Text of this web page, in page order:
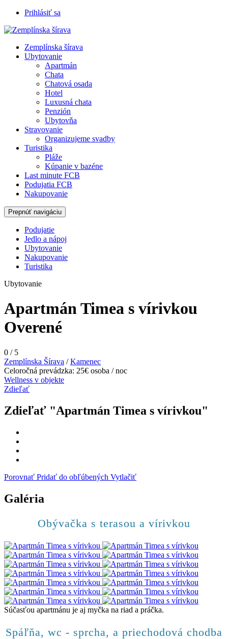
Prihlásiť sa
Zemplínska šírava
Ubytovanie
Apartmán
Chata
Chatová osada
Hotel
Luxusná chata
Penzión
Ubytovňa
Stravovanie
Organizujeme svadby
Turistika
Pláže
Kúpanie v bazéne
Last minute FCB
Podujatia FCB
Nakupovanie
Prepnúť navigáciu
Podujatie
Jedlo a nápoj
Ubytovanie
Nakupovanie
Turistika
Ubytovanie
Apartmán Timea s vírivkou
Overené
0 /5
Zemplínska Šírava /Kamenec
Celoročná prevádzka: 25€ osoba / noc
Wellness v objekte
Zdieľať
Zdieľať "Apartmán Timea s vírivkou"
Porovnať Pridať do obľúbených Vytlačiť
Galéria
Obývačka s terasou a vírivkou
Súčasťou apartmánu je aj myčka na riad a práčka.
Spáľňa, wc - sprcha, a priechodová chodba